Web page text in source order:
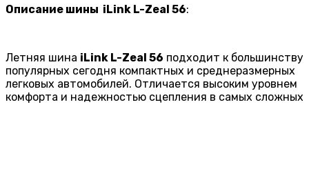
Описание шины iLink L-Zeal 56:
Летняя шина iLink L-Zeal 56 подходит к большинству
популярных сегодня компактных и среднеразмерных
легковых автомобилей. Отличается высоким уровнем
комфорта и надежностью сцепления в самых сложных